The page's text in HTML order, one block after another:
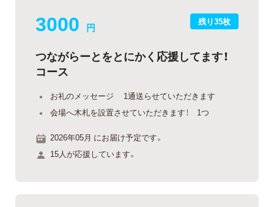
残り35枚
3000 円
つながらーとをとにかく応援してます！
コース
お礼のメッセージ 1通送らせていただきます
会場へ木札を設置させていただきます！ 1つ
2026年05月 にお届け予定です。
15人が応援しています。